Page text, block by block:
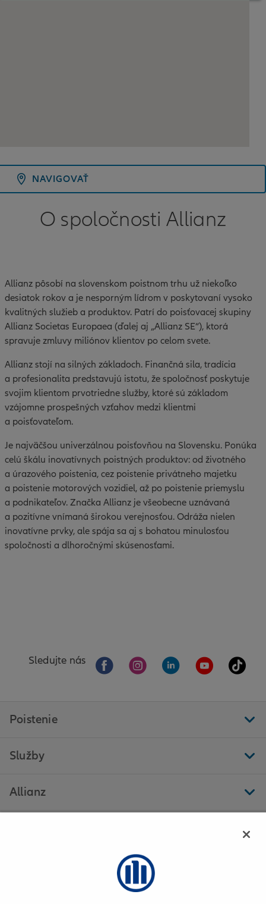
NAVIGOVAŤ
O spoločnosti Allianz
Allianz pôsobí na slovenskom poistnom trhu už niekoľko
desiatok rokov a je nesporným lídrom v poskytovaní vysoko
kvalitných služieb a produktov. Patrí do poisťovacej skupiny
Allianz Societas Europaea (ďalej aj „Allianz SE“), ktorá
spravuje zmluvy miliónov klientov po celom svete.
Allianz stojí na silných základoch. Finančná sila, tradícia
a profesionalita predstavujú istotu, že spoločnosť poskytuje
svojim klientom prvotriedne služby, ktoré sú základom
vzájomne prospešných vzťahov medzi klientmi
a poisťovateľom.
Je najväčšou univerzálnou poisťovňou na Slovensku. Ponúka
celú škálu inovatívnych poistných produktov: od životného
a úrazového poistenia, cez poistenie privátneho majetku
a poistenie motorových vozidiel, až po poistenie priemyslu
a podnikateľov. Značka Allianz je všeobecne uznávaná
a pozitívne vnímaná širokou verejnosťou. Odráža nielen
inovatívne prvky, ale spája sa aj s bohatou minulosťou
spoločnosti a dlhoročnými skúsenosťami.
Sledujte nás
Poistenie
Služby
Allianz
Allianz - Jana Šlacká - Krompachy